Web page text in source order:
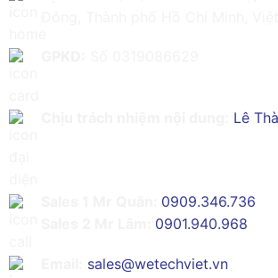
Lê
0909.346.736
0901.940.968
sales@wetechviet.vn